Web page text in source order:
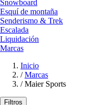
Snowboard
Esquí de montaña
Senderismo & Trek
Escalada
Liquidación
Marcas
Inicio
/ Marcas
/ Maier Sports
Filtros